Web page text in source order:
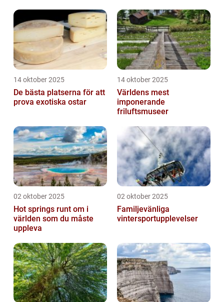
14 oktober 2025
De bästa platserna för att
prova exotiska ostar
14 oktober 2025
Världens mest
imponerande
friluftsmuseer
02 oktober 2025
Hot springs runt om i
världen som du måste
uppleva
02 oktober 2025
Familjevänliga
vintersportupplevelser